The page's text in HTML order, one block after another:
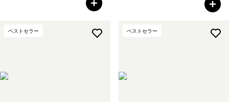
ベストセラー ベストセラー